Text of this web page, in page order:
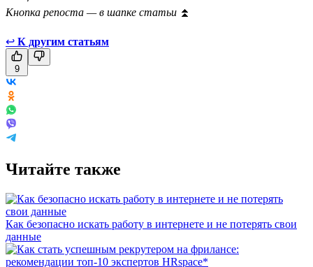
Кнопка репоста — в шапке статьи ⏫
↩ К другим статьям
9
Читайте также
Как безопасно искать работу в интернете и не потерять свои
данные